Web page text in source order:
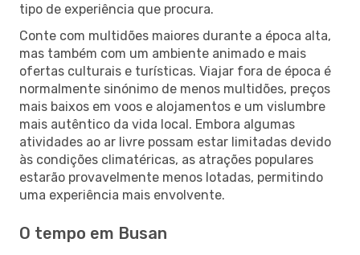
tipo de experiência que procura.
Conte com multidões maiores durante a época alta,
mas também com um ambiente animado e mais
ofertas culturais e turísticas. Viajar fora de época é
normalmente sinónimo de menos multidões, preços
mais baixos em voos e alojamentos e um vislumbre
mais autêntico da vida local. Embora algumas
atividades ao ar livre possam estar limitadas devido
às condições climatéricas, as atrações populares
estarão provavelmente menos lotadas, permitindo
uma experiência mais envolvente.
O tempo em Busan